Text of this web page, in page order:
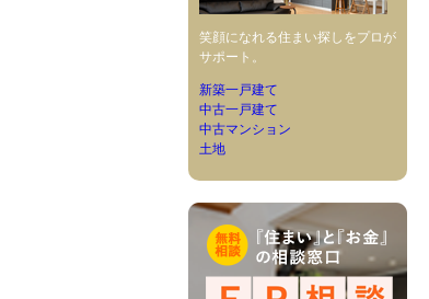
笑顔になれる住まい探しをプロが
サポート。
新築一戸建て
中古一戸建て
中古マンション
土地